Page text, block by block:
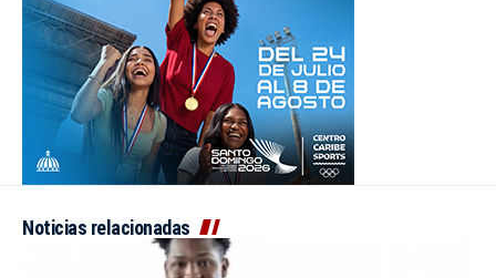
Noticias relacionadas